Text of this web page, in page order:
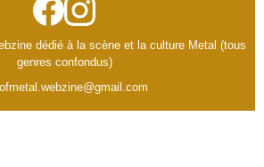
dédié à la scène et la culture Metal (tous
genres confondus)